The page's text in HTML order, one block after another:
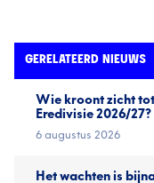
GERELATEERD NIEUWS
Wie kroont zicht
Eredivisie 2026/27?
6 augustus 2026
Het wachten is